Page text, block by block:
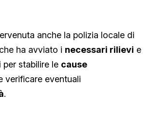
anche la polizia locale di
ha avviato i necessari rilievi e
per stabilire le cause
verificare eventuali
.